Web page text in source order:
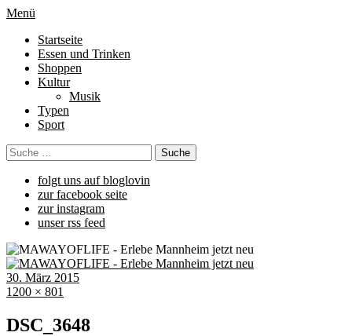
Menü
Startseite
Essen und Trinken
Shoppen
Kultur
Musik
Typen
Sport
folgt uns auf bloglovin
zur facebook seite
zur instagram
unser rss feed
30. März 2015
1200 × 801
DSC_3648